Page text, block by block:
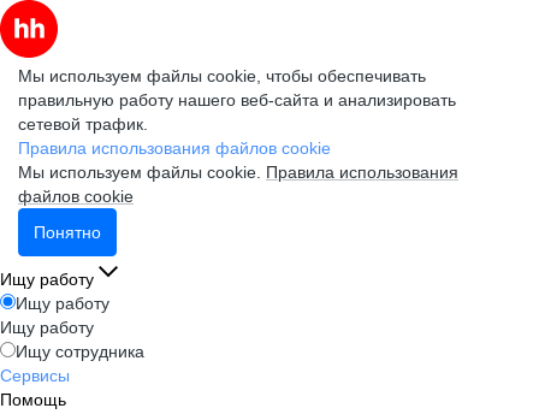
Мы используем файлы cookie, чтобы обеспечивать
правильную работу нашего веб-сайта и анализировать
сетевой трафик.
Правила использования файлов cookie
Мы используем файлы cookie. Правила использования
файлов cookie
Понятно
Ищу работу
Ищу работу
Ищу работу
Ищу сотрудника
Сервисы
Помощь